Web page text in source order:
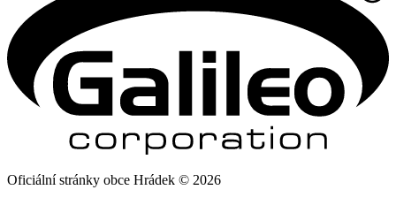
Oficiální stránky obce Hrádek © 2026